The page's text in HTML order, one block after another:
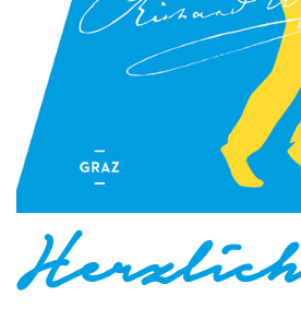
Herzlich